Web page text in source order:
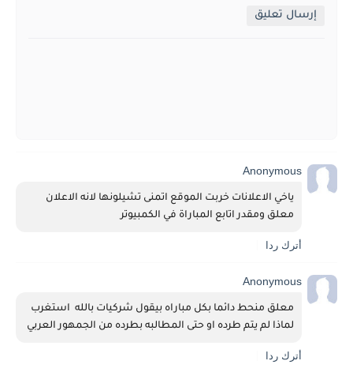
إرسال تعليق
Anonymous
معلق ومقدر اتابع المباراة في الكمبيوتر
أترك ردا
Anonymous
لماذا لم يتم طرده او حتى المطالبه بطرده من الجمهور العربي
أترك ردا